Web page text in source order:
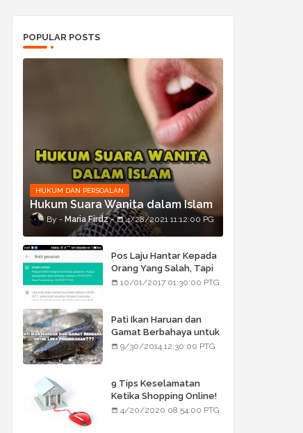
POPULAR POSTS
HUKUM DAN PERSOALAN
Hukum Suara Wanita dalam Islam
Maria Firdz 4/28/2021 11:12:00 PG
Pos Laju Hantar Kepada
Orang Yang Salah, Tapi
Orang Tu Pula Terima
10/01/2017 01:30:00 PTG
Pati Ikan Haruan dan
Gamat Berbahaya untuk
Luka Pembedahan???
9/30/2014 12:30:00 PTG
9 Tips Keselamatan
Ketika Shopping Online!
4/20/2020 08:54:00 PTG